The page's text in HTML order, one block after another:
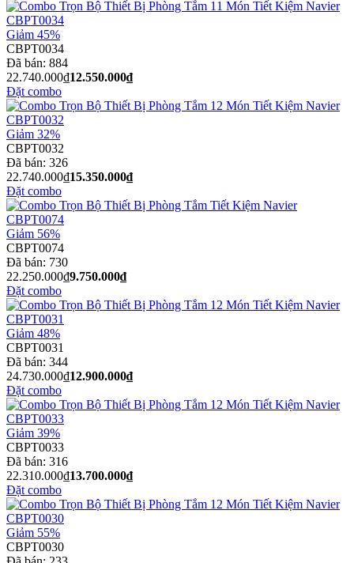
Giảm 45%
CBPT0034
Đã bán: 884
22.740.000₫12.550.000₫
Đặt combo
Giảm 32%
CBPT0032
Đã bán: 326
22.740.000₫15.350.000₫
Đặt combo
Giảm 56%
CBPT0074
Đã bán: 730
22.250.000₫9.750.000₫
Đặt combo
Giảm 48%
CBPT0031
Đã bán: 344
24.730.000₫12.900.000₫
Đặt combo
Giảm 39%
CBPT0033
Đã bán: 316
22.310.000₫13.700.000₫
Đặt combo
Giảm 55%
CBPT0030